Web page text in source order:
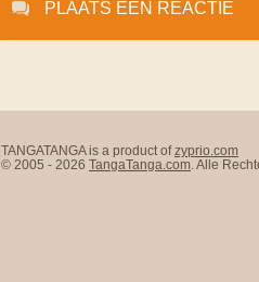
PLAATS EEN REACTIE
TANGATANGA is a product ofzyprio.com
© 2005 - 2026 TangaTanga.com . Alle